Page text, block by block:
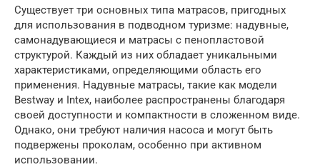
Существует три основных типа матрасов, пригодных
для использования в подводном туризме: надувные,
самонадувающиеся и матрасы с пенопластовой
структурой. Каждый из них обладает уникальными
характеристиками, определяющими область его
применения. Надувные матрасы, такие как модели
Bestway и Intex, наиболее распространены благодаря
своей доступности и компактности в сложенном виде.
Однако, они требуют наличия насоса и могут быть
подвержены проколам, особенно при активном
использовании.